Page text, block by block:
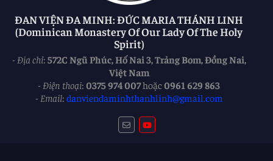
ĐAN VIỆN ĐA MINH: ĐỨC MARIA THÁNH LINH
(Dominican Monastery Of Our Lady Of The Holy
Spirit)
- Địa chỉ: 572C Ngũ Phúc, Hố Nai 3, Trảng Bom, Đồng Nai,
Việt Nam
- Điện thoại: 0375 974 007hoặc0961 629 863
- Email: danviendaminhthanhlinh@gmail.com